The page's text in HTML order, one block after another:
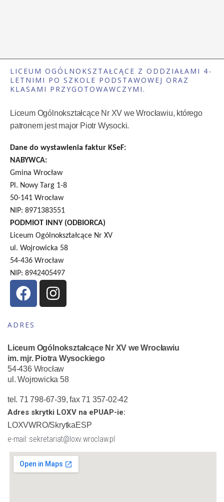
LICEUM OGÓLNOKSZTAŁCĄCE Z ODDZIAŁAMI 4-
LETNIMI PO SZKOLE PODSTAWOWEJ ORAZ
KLASAMI PRZYGOTOWAWCZYMI.
Liceum Ogólnokształcące Nr XV we Wrocławiu, którego
patronem jest major Piotr Wysocki.
Dane do wystawienia faktur KSeF:
NABYWCA:
Gmina Wrocław
Pl. Nowy Targ 1-8
50-141 Wrocław
NIP: 8971383551
PODMIOT INNY (ODBIORCA)
Liceum Ogólnokształcące Nr XV
ul. Wojrowicka 58
54-436 Wrocław
NIP: 8942405497
ADRES
Liceum Ogólnokształcące Nr XV we Wrocławiu
im. mjr. Piotra Wysockiego
54-436 Wrocław
ul. Wojrowicka 58
tel. 71 798-67-39, fax 71 357-02-42
Adres skrytki LOXV na ePUAP-ie:
LOXVWRO/SkrytkaESP
e-mail: sekretariat@loxv.wroclaw.pl